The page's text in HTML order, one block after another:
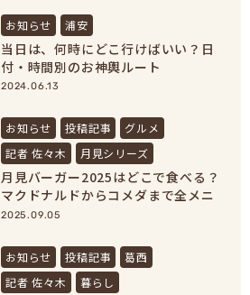
お知らせ 浦安
当日は、何時にどこ行けばいい？日
付・時間別のお神輿ルート
2024.06.13
お知らせ 投稿記事
グルメ
記者 佐々木
月見シリーズ
月見バーガー2025はどこで食べる？
マクドナルドからコメダまで全メニ
ュー紹介！
2025.09.05
お知らせ 投稿記事
葛西
記者 佐々木
暮らし